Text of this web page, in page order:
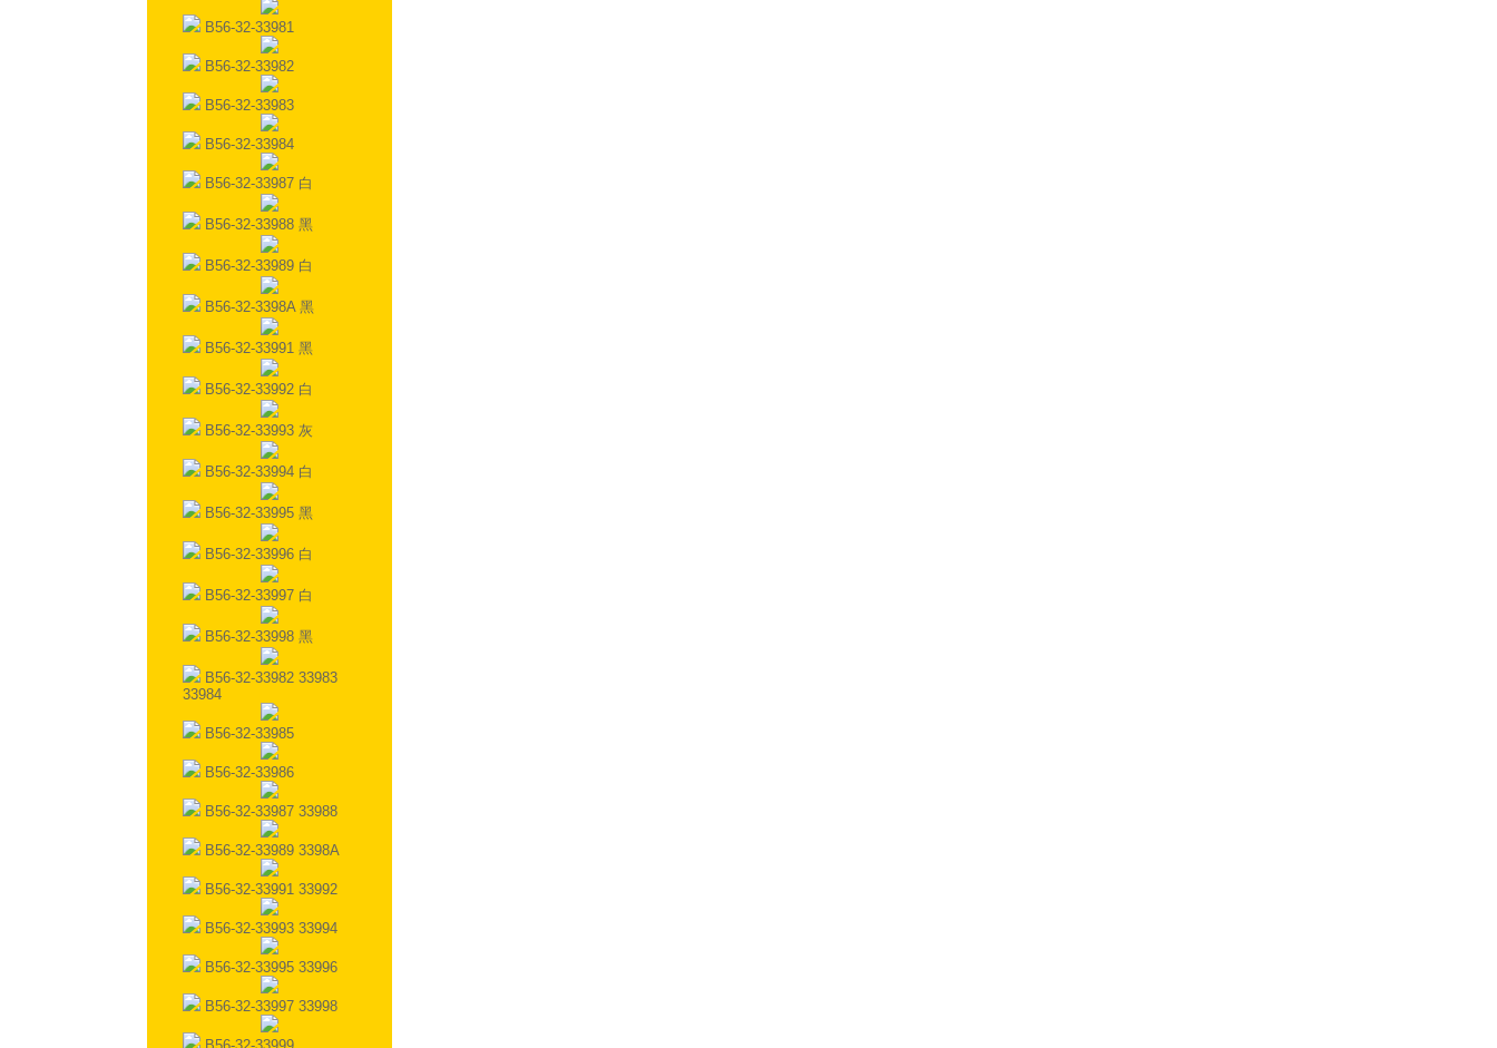
B56-32-33981
B56-32-33982
B56-32-33983
B56-32-33984
B56-32-33987 白
B56-32-33988 黑
B56-32-33989 白
B56-32-3398A 黑
B56-32-33991 黑
B56-32-33992 白
B56-32-33993 灰
B56-32-33994 白
B56-32-33995 黑
B56-32-33996 白
B56-32-33997 白
B56-32-33998 黑
B56-32-33982 33983
33984
B56-32-33985
B56-32-33986
B56-32-33987 33988
B56-32-33989 3398A
B56-32-33991 33992
B56-32-33993 33994
B56-32-33995 33996
B56-32-33997 33998